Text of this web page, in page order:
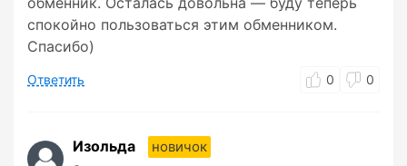
спокойно пользоваться этим обменником.
Спасибо)
Ответить 0 0
Изольда
новичок